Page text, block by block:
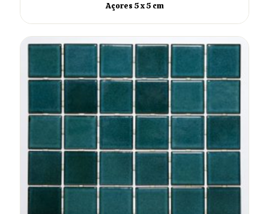
Açores 5 x 5 cm